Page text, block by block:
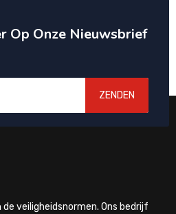
Op Onze Nieuwsbrief
ZENDEN
veiligheidsnormen. Ons bedrijf